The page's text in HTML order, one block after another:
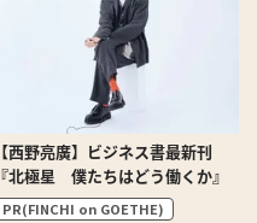
【西野亮廣】ビジネス書最新刊
『北極星 僕たちはどう働くか』
PR(FINCHI on GOETHE)